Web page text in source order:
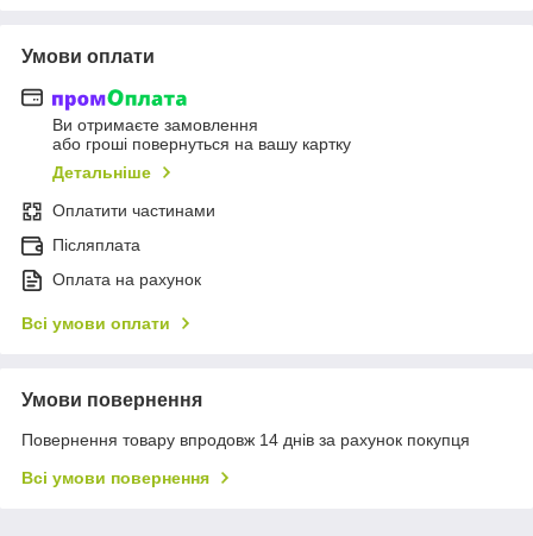
Умови оплати
Ви отримаєте замовлення
або гроші повернуться на вашу картку
Детальніше
Оплатити частинами
Післяплата
Оплата на рахунок
Всі умови оплати
Умови повернення
Повернення товару впродовж 14 днів за рахунок покупця
Всі умови повернення